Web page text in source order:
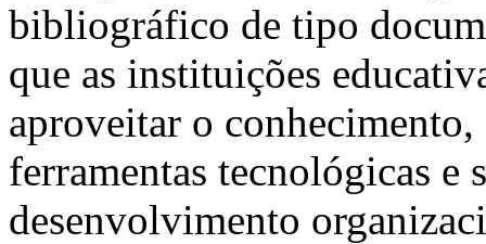
bibliográfico de tipo
que as instituições
aproveitar o conhecimento,
ferramentas tecnológicas e
desenvolvimento